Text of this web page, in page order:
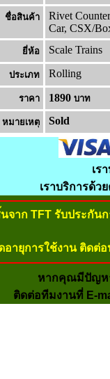
ชื่อสินค้า
Rivet
Car, CSX/
ยี่ห้อ Scale Trains
ประเภท Rolling
ราคา 1890 บาท
หมายเหต Sold
เร
เราบริการด้ว
จาก TFT รับประกัน
อายุการใช้งาน ติดต่
หากคุณมีปัญห
ติดต่อทีมงานที่ E-